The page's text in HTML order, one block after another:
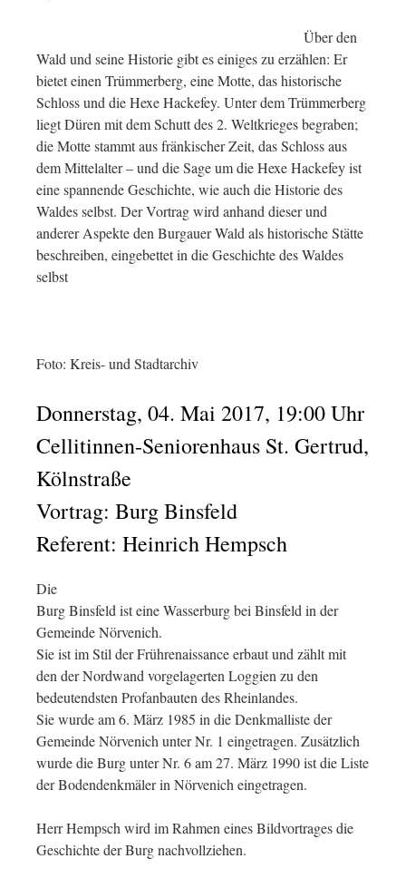
Über den
Wald und seine Historie gibt es einiges zu erzählen: Er
bietet einen Trümmerberg, eine Motte, das historische
Schloss und die Hexe Hackefey. Unter dem Trümmerberg
liegt Düren mit dem Schutt des 2. Weltkrieges begraben;
die Motte stammt aus fränkischer Zeit, das Schloss aus
dem Mittelalter – und die Sage um die Hexe Hackefey ist
eine spannende Geschichte, wie auch die Historie des
Waldes selbst. Der Vortrag wird anhand dieser und
anderer Aspekte den Burgauer Wald als historische Stätte
beschreiben, eingebettet in die Geschichte des Waldes
selbst
Foto: Kreis- und Stadtarchiv
Donnerstag, 04. Mai 2017, 19:00 Uhr
Cellitinnen-Seniorenhaus St. Gertrud,
Kölnstraße
Vortrag: Burg Binsfeld
Referent: Heinrich Hempsch
Die
Burg Binsfeld ist eine Wasserburg bei Binsfeld in der
Gemeinde Nörvenich.
Sie ist im Stil der Frührenaissance erbaut und zählt mit
den der Nordwand vorgelagerten Loggien zu den
bedeutendsten Profanbauten des Rheinlandes.
Sie wurde am 6. März 1985 in die Denkmalliste der
Gemeinde Nörvenich unter Nr. 1 eingetragen. Zusätzlich
wurde die Burg unter Nr. 6 am 27. März 1990 ist die Liste
der Bodendenkmäler in Nörvenich eingetragen.
Herr Hempsch wird im Rahmen eines Bildvortrages die
Geschichte der Burg nachvollziehen.